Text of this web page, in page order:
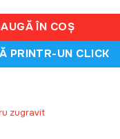
ÎN COȘ
zugravit